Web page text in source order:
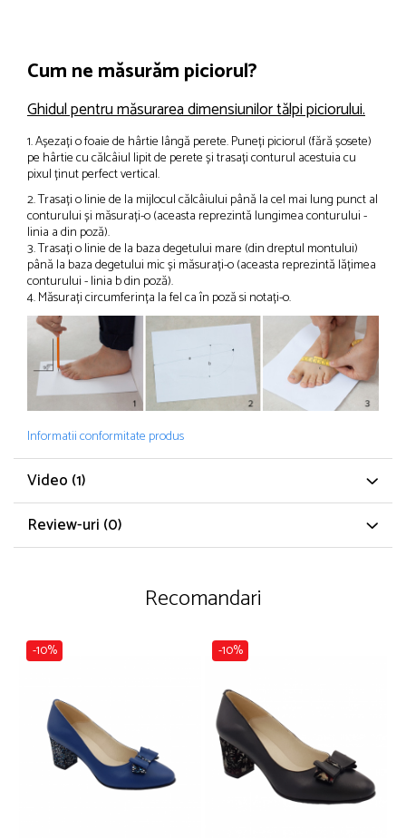
Cum ne măsurăm piciorul?
Ghidul pentru măsurarea dimensiunilor tălpi piciorului.
1. Așezați o foaie de hârtie lângă perete. Puneți piciorul (fără șosete)
pe hârtie cu călcâiul lipit de perete și trasați conturul acestuia cu
pixul ținut perfect vertical.
2. Trasați o linie de la mijlocul călcâiului până la cel mai lung punct al
conturului și măsurați-o (aceasta reprezintă lungimea conturului -
linia a din poză).
3. Trasați o linie de la baza degetului mare (din dreptul montului)
până la baza degetului mic și măsurați-o (aceasta reprezintă lățimea
conturului - linia b din poză).
4. Măsurați circumferința la fel ca în poză si notați-o.
Informatii conformitate produs
Video (1)
Review-uri (0)
Recomandari
-10% -10%